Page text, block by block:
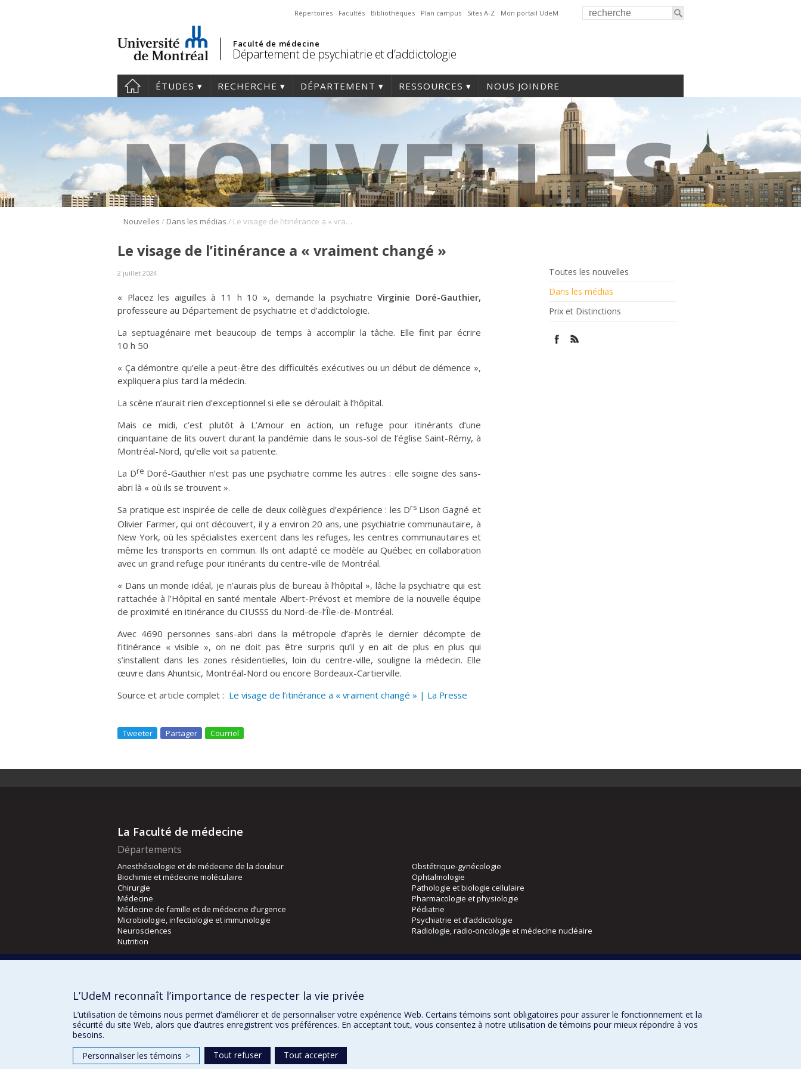
Répertoires Facultés Bibliothèques Plan campus Sites A-Z Mon portail UdeM
Faculté de médecine
Département de psychiatrie et d’addictologie
ÉTUDES RECHERCHE DÉPARTEMENT RESSOURCES NOUS JOINDRE
Nouvelles / Dans les médias / Le visage de l’itinérance a « vraiment changé »
Toutes les nouvelles
Dans les médias
Prix et Distinctions
Le visage de l’itinérance a « vraiment changé »
2 juillet 2024
« Placez les aiguilles à 11 h 10 », demande la psychiatreVirginie Doré-Gauthier,
professeure au Département de psychiatrie et d’addictologie.
La septuagénaire met beaucoup de temps à accomplir la tâche. Elle finit par écrire
10 h 50
« Ça démontre qu’elle a peut-être des difficultés exécutives ou un début de démence »,
expliquera plus tard la médecin.
La scène n’aurait rien d’exceptionnel si elle se déroulait à l’hôpital.
Mais ce midi, c’est plutôt à L’Amour en action, un refuge pour itinérants d’une
cinquantaine de lits ouvert durant la pandémie dans le sous-sol de l’église Saint-Rémy, à
Montréal-Nord, qu’elle voit sa patiente.
La Dre Doré-Gauthier n’est pas une psychiatre comme les autres : elle soigne des sans-
abri là « où ils se trouvent ».
Sa pratique est inspirée de celle de deux collègues d’expérience : les Drs Lison Gagné et
Olivier Farmer, qui ont découvert, il y a environ 20 ans, une psychiatrie communautaire, à
New York, où les spécialistes exercent dans les refuges, les centres communautaires et
même les transports en commun. Ils ont adapté ce modèle au Québec en collaboration
avec un grand refuge pour itinérants du centre-ville de Montréal.
« Dans un monde idéal, je n’aurais plus de bureau à l’hôpital », lâche la psychiatre qui est
rattachée à l’Hôpital en santé mentale Albert-Prévost et membre de la nouvelle équipe
de proximité en itinérance du CIUSSS du Nord-de-l’Île-de-Montréal.
Avec 4690 personnes sans-abri dans la métropole d’après le dernier décompte de
l’itinérance « visible », on ne doit pas être surpris qu’il y en ait de plus en plus qui
s’installent dans les zones résidentielles, loin du centre-ville, souligne la médecin. Elle
œuvre dans Ahuntsic, Montréal-Nord ou encore Bordeaux-Cartierville.
Source et article complet : Le visage de l’itinérance a « vraiment changé » | La Presse
Tweeter Partager Courriel
La Faculté de médecine
Départements
Anesthésiologie et de médecine de la douleur
Biochimie et médecine moléculaire
Chirurgie
Médecine
Médecine de famille et de médecine d’urgence
Microbiologie, infectiologie et immunologie
Neurosciences
Nutrition
Obstétrique-gynécologie
Ophtalmologie
Pathologie et biologie cellulaire
Pharmacologie et physiologie
Pédiatrie
Psychiatrie et d’addictologie
Radiologie, radio-oncologie et médecine nucléaire
Orthophonie et audiologie
L’UdeM reconnaît l’importance de respecter la vie privée
L’utilisation de témoins nous permet d’améliorer et de personnaliser votre expérience Web. Certains témoins sont obligatoires pour assurer le fonctionnement et la
sécurité du site Web, alors que d’autres enregistrent vos préférences. En acceptant tout, vous consentez à notre utilisation de témoins pour mieux répondre à vos
besoins.
Personnaliser les témoins > Tout refuser Tout accepter